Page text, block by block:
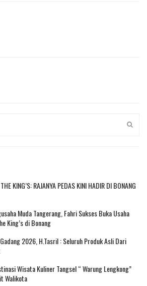
KING’S: RAJANYA PEDAS KINI HADIR DI BONANG
Muda Tangerang, Fahri Sukses Buka Usaha
King’s di Bonang
2026, H.Tasril : Seluruh Produk Asli Dari
Wisata Kuliner Tangsel “ Warung Lengkong”
Walikota